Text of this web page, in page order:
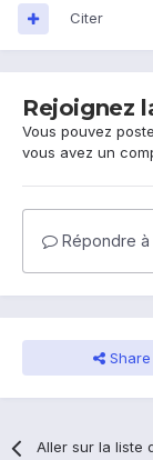
Citer
Rejoignez
Vous pouvez
vous avez un
Répondre
Share
Aller sur la liste